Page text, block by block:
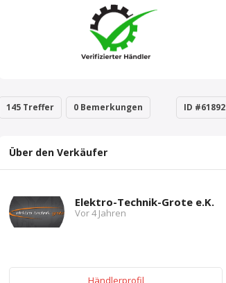
145 Treffer 0 Bemerkungen ID #61892
Über den Verkäufer
Elektro-Technik-Grote e.K.
Vor 4 Jahren
Händlerprofil